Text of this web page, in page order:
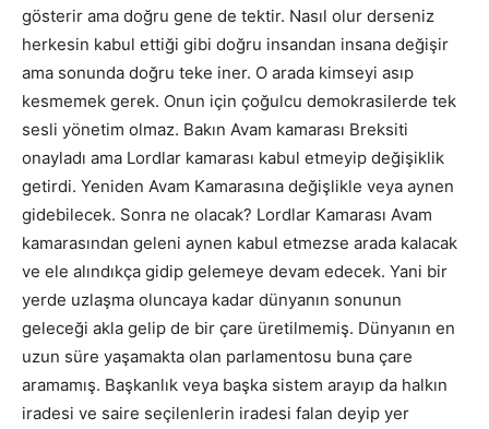
gösterir ama doğru gene de tektir. Nasıl olur derseniz
herkesin kabul ettiği gibi doğru insandan insana değişir
ama sonunda doğru teke iner. O arada kimseyi asıp
kesmemek gerek. Onun için çoğulcu demokrasilerde tek
sesli yönetim olmaz. Bakın Avam kamarası Breksiti
onayladı ama Lordlar kamarası kabul etmeyip değişiklik
getirdi. Yeniden Avam Kamarasına değişlikle veya aynen
gidebilecek. Sonra ne olacak? Lordlar Kamarası Avam
kamarasından geleni aynen kabul etmezse arada kalacak
ve ele alındıkça gidip gelemeye devam edecek. Yani bir
yerde uzlaşma oluncaya kadar dünyanın sonunun
geleceği akla gelip de bir çare üretilmemiş. Dünyanın en
uzun süre yaşamakta olan parlamentosu buna çare
aramamış. Başkanlık veya başka sistem arayıp da halkın
iradesi ve saire seçilenlerin iradesi falan deyip yer